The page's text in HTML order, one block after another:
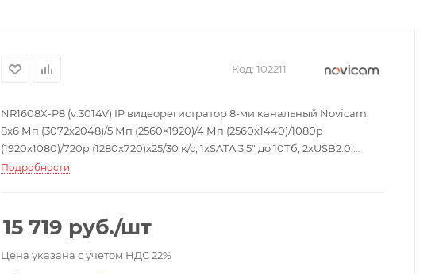
Код: 102211
NR1608X-P8 (v.3014V) IP видеорегистратор 8-ми канальный Novicam;
8x6 Мп (3072х2048)/5 Мп (2560×1920)/4 Мп (2560x1440)/1080p
(1920x1080)/720p (1280x720)x25/30 к/с; 1xSATA 3,5" до 10Тб; 2xUSB2.0;
H.265+,H.265, H.264+, H.264 / G.711u, G.711a; 1xHDMI, 1xVGA; ONVIF и RTSP;
Подробности
15 719 руб./шт
Цена указана с учетом НДС 22%